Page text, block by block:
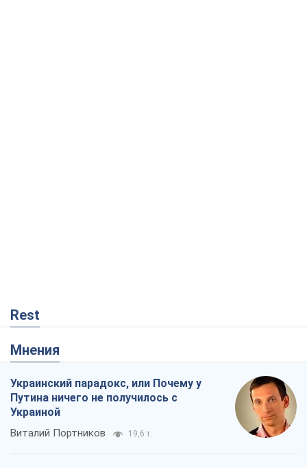
Rest
Мнения
Украинский парадокс, или Почему у
Путина ничего не получилось с
Украиной
Виталий Портников 19,6 т.